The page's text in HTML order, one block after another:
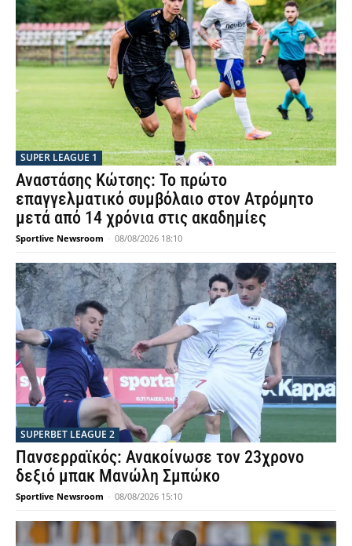
SUPER LEAGUE 1
Αναστάσης Κώτσης: Το πρώτο
επαγγελματικό συμβόλαιο στον Ατρόμητο
μετά από 14 χρόνια στις ακαδημίες
Sportlive Newsroom - 08/08/2026 18:10
SUPERBET LEAGUE 2
Πανσερραϊκός: Ανακοίνωσε τον 23χρονο
δεξιό μπακ Μανώλη Σμπώκο
Sportlive Newsroom - 08/08/2026 15:10